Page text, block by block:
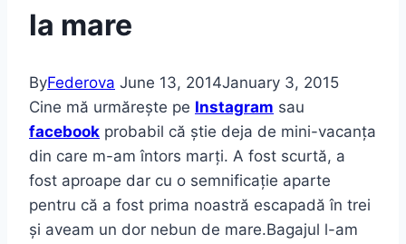
la mare
ByFederova June 13, 2014January 3, 2015
Cine mă urmărește pe Instagram sau
facebook probabil că știe deja de mini-vacanța
din care m-am întors marți. A fost scurtă, a
fost aproape dar cu o semnificație aparte
pentru că a fost prima noastră escapadă în trei
și aveam un dor nebun de mare.Bagajul l-am